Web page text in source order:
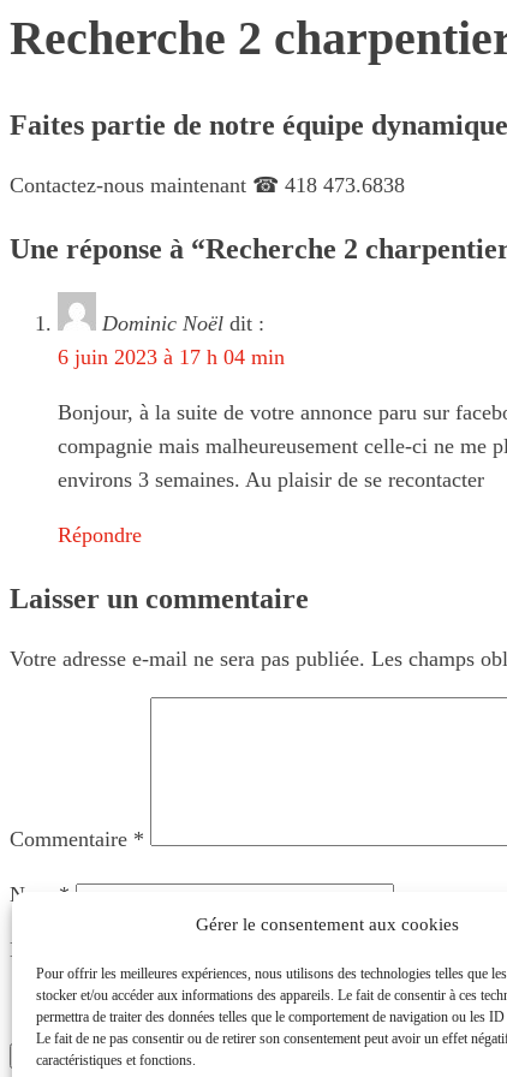
Gérer le consentement aux cookies
Pour offrir les meilleures expériences, nous utilisons des technologies telles que
stocker et/ou accéder aux informations des appareils. Le fait de consentir à ces
permettra de traiter des données telles que le comportement de navigation ou les
Le fait de ne pas consentir ou de retirer son consentement peut avoir un effet
caractéristiques et fonctions.
Recherche 2
Faites partie de notre équipe
Contactez-nous maintenant ☎ 418 473.6838
Une réponse à “Recherche 2
Dominic Noël dit :
6 juin 2023 à 17 h 04 min
Bonjour, à la suite de votre annonce paru sur
compagnie mais malheureusement celle-ci ne me
environs 3 semaines. Au plaisir de se recontacter
Répondre
Laisser un commentaire
Votre adresse e-mail ne sera pas publiée. Les champs
Commentaire *
Nom *
E-mail
Enregistrer mon nom, mon e-mail et mon site dans